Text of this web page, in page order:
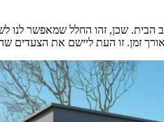
הבית. שכן, זהו החלל שמאפשר
זמן. זו העת ליישם את הצעדים